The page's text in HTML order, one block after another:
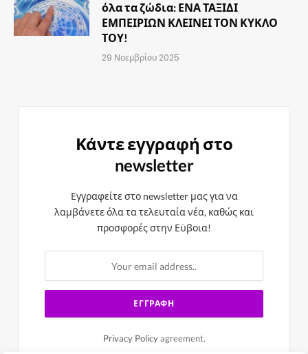
όλα τα ζώδια: ΕΝΑ ΤΑΞΙΔΙ
ΕΜΠΕΙΡΙΩΝ ΚΛΕΙΝΕΙ ΤΟΝ ΚΥΚΛΟ
ΤΟΥ!
29 Νοεμβρίου 2025
Κάντε εγγραφή στο
newsletter
Εγγραφείτε στο newsletter μας για να
λαμβάνετε όλα τα τελευταία νέα, καθώς και
προσφορές στην Εϋβοια!
Privacy Policyagreement.